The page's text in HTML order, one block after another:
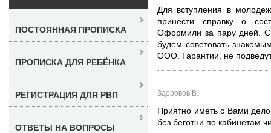
Для вступления в
принести справку о
Оформили за пару дней.
будем советовать
ООО. Гарантии, не
Здоровов В.
Приятно иметь с Вами
без беготни по кабинетам
ПОСТОЯННАЯ ПРОПИСКА
ПРОПИСКА ДЛЯ РЕБЁНКА
РЕГИСТРАЦИЯ ДЛЯ РВП
ОТВЕТЫ НА ВОПРОСЫ